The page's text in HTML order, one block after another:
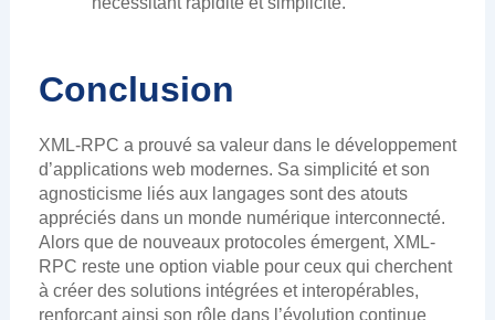
Conclusion
XML-RPC a prouvé sa valeur dans le développement
d’applications web modernes. Sa simplicité et son
agnosticisme liés aux langages sont des atouts
appréciés dans un monde numérique interconnecté.
Alors que de nouveaux protocoles émergent, XML-
RPC reste une option viable pour ceux qui cherchent
à créer des solutions intégrées et interopérables,
renforçant ainsi son rôle dans l’évolution continue